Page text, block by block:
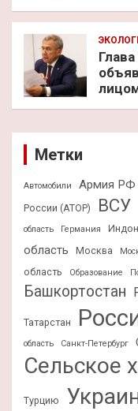
Метки
Автомобили Армия
России (АТОР)
ВСУ
область
Германия
область
Москва
область
Образование
Башкортостан
Татарстан
область
Санкт-Петербург
Сельское
Турцию